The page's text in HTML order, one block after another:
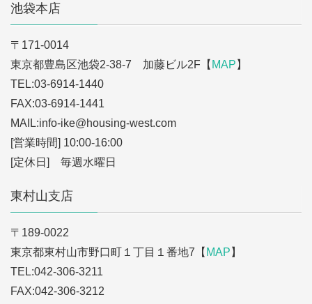
池袋本店
〒171-0014
東京都豊島区池袋2-38-7 加藤ビル2F【 MAP 】
TEL:03-6914-1440
FAX:03-6914-1441
MAIL:info-ike@housing-west.com
[営業時間] 10:00-16:00
[定休日] 毎週水曜日
東村山支店
〒189-0022
東京都東村山市野口町１丁目１番地7【 MAP 】
TEL:042-306-3211
FAX:042-306-3212